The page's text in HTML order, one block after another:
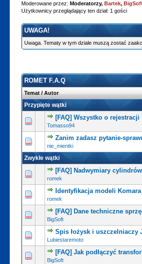
Moderowane przez: Moderatorzy, Bartek,
Użytkownicy przeglądający ten dział: 1 gości
UWAGA!
Uwaga. Tematy w tym dziale muszą zostać
ROMET F.A.Q
Temat/Autor
Przypięte wątki
[FAQ] Wszystko o
Tomasso94
Zanim zadasz pytanie-
nie_mientki
Zwykłe wątki
[FAQ] Nadwymiary
romek
Identyfikacja modeli Komara
romek
[FAQ] Dane techniczne
BigSoft
Spis łożysk i uszczelniaczy
Lubiestaremoto
[FAQ] Jak podłączyć
BigSoft